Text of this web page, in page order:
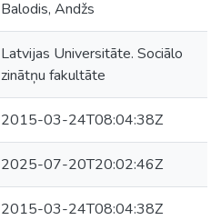
Balodis, Andžs
Latvijas Universitāte. Sociālo
zinātņu fakultāte
2015-03-24T08:04:38Z
2025-07-20T20:02:46Z
2015-03-24T08:04:38Z